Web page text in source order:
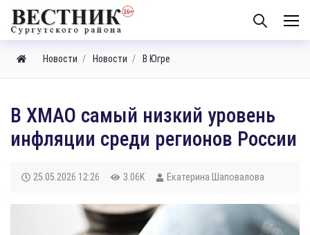
Новости Новости В Югре
В ХМАО самый низкий уровень
инфляции среди регионов России
25.05.2026 12:26 3.06K Екатерина Шаповалова